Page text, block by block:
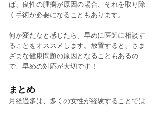
ば、良性の腫瘍が原因の場合、それを取り除
く手術が必要になることもあります。
何か変だなと感じたら、早めに医師に相談す
ることをオススメします。放置すると、さま
ざまな健康問題の原因となることもあるの
で、早めの対応が大切です！
まとめ
月経過多は、多くの女性が経験することでは